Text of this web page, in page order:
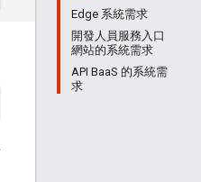
Edge 系統需求
開發人員服務入口
網站的系統需求
API BaaS 的系統需
求